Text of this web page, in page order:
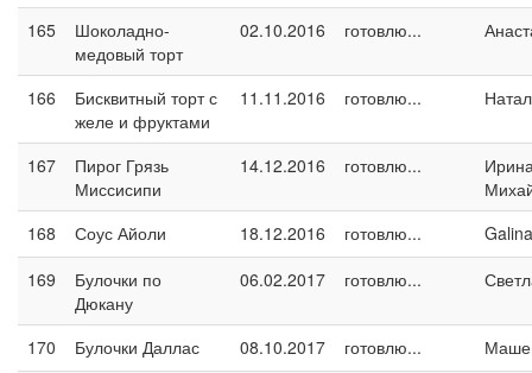
165
Шоколадно-
медовый торт
02.10.2016 готовлю...
166
Бисквитный торт с
желе и фруктами
11.11.2016 готовлю...
167
Пирог Грязь
Миссисипи
14.12.2016 готовлю...
168
Соус Айоли 18.12.2016 готовлю...
169
Булочки по
Дюкану
06.02.2017 готовлю...
170 Булочки Даллас 08.10.2017 готовлю...